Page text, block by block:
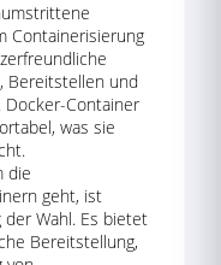
Containerisierung
Bereitstellen und
Docker-Container
was sie
die
geht, ist
Wahl. Es bietet
Bereitstellung,